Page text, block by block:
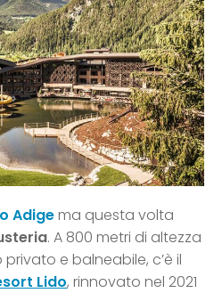
Adigema questa volta
. A 800 metri di altezza
e balneabile, c’è il
Lido, rinnovato nel 2021